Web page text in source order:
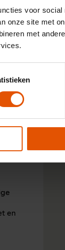
voor social
onze site met
met
en